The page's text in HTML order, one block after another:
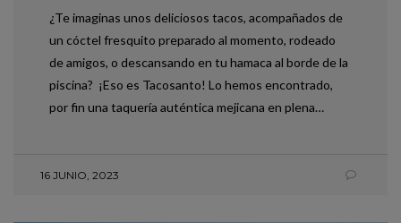
¿Te imaginas unos deliciosos tacos, acompañados de
un cóctel fresquito preparado al momento, rodeado
de amigos, o descansando en tu hamaca al borde de la
piscina? ¡Eso es Tacosanto! Lo hemos encontrado,
por fin una taquería auténtica mejicana en plena…
16 JUNIO, 2023